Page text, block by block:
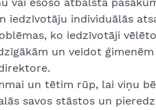
iedzīvotāju individuālās
ko iedzīvotāji
un veidot
un tētim rūp, lai viņu
savos stāstos un